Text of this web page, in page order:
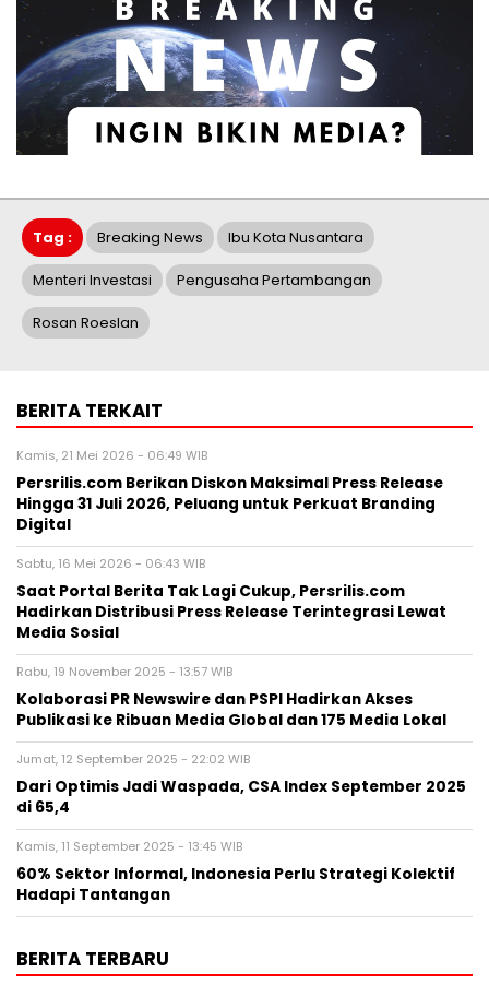
Tag : Breaking News Ibu Kota Nusantara
Menteri Investasi Pengusaha Pertambangan
Rosan Roeslan
BERITA TERKAIT
Kamis, 21 Mei 2026 - 06:49 WIB
Persrilis.com Berikan Diskon Maksimal Press Release
Hingga 31 Juli 2026, Peluang untuk Perkuat Branding
Digital
Sabtu, 16 Mei 2026 - 06:43 WIB
Saat Portal Berita Tak Lagi Cukup, Persrilis.com
Hadirkan Distribusi Press Release Terintegrasi Lewat
Media Sosial
Rabu, 19 November 2025 - 13:57 WIB
Kolaborasi PR Newswire dan PSPI Hadirkan Akses
Publikasi ke Ribuan Media Global dan 175 Media Lokal
Jumat, 12 September 2025 - 22:02 WIB
Dari Optimis Jadi Waspada, CSA Index September 2025
di 65,4
Kamis, 11 September 2025 - 13:45 WIB
60% Sektor Informal, Indonesia Perlu Strategi Kolektif
Hadapi Tantangan
BERITA TERBARU